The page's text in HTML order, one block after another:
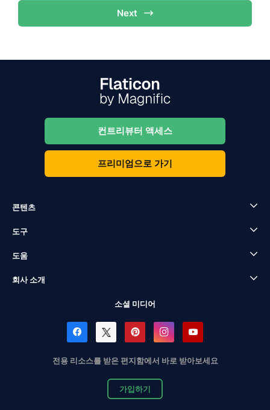
Next
컨트리뷰터 액세스
프리미엄으로 가기
콘텐츠
도구
도움
회사 소개
소셜 미디어
전용 리소스를 받은 편지함에서 바로 받아보세요
가입하기